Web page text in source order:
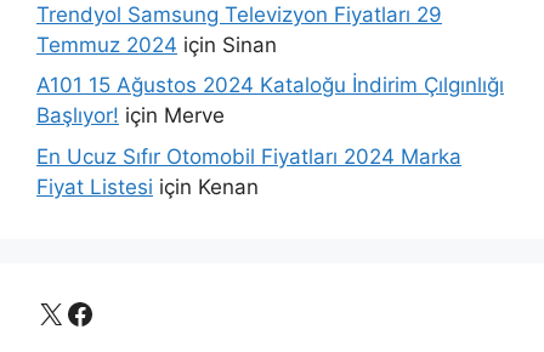
Trendyol Samsung Televizyon Fiyatları 29
Temmuz 2024 için Sinan
A101 15 Ağustos 2024 Kataloğu İndirim Çılgınlığı
Başlıyor! için Merve
En Ucuz Sıfır Otomobil Fiyatları 2024 Marka
Fiyat Listesi için Kenan
X Facebook